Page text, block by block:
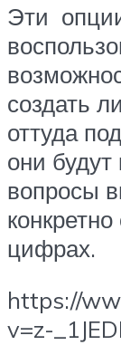
Эти
создать
оттуда
они
вопросы
цифрах.
https://
v=z-